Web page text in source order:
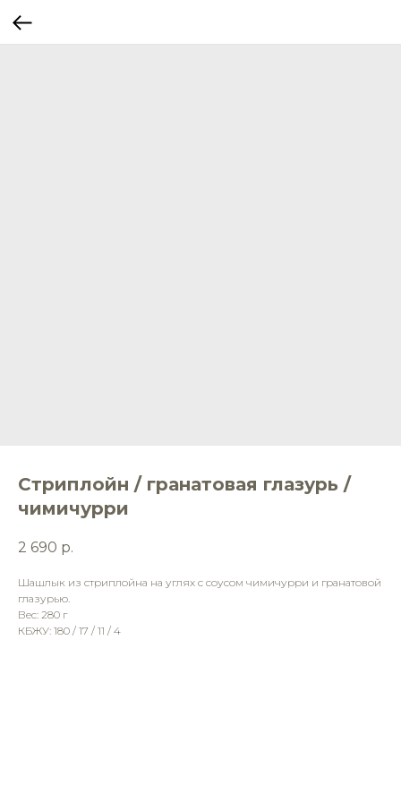
Стриплойн / гранатовая глазурь /
чимичурри
2 690 р.
Шашлык из стриплойна на углях с соусом чимичурри и гранатовой
глазурью.
Вес: 280 г
КБЖУ: 180 / 17 / 11 / 4